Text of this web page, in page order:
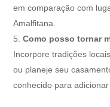
em comparação com
Amalfitana.
Como posso tornar
Incorpore tradições
ou planeje seu
conhecido para